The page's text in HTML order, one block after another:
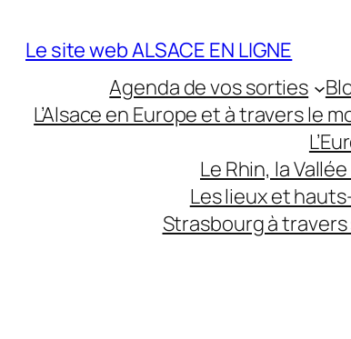
auLe site web ALSACE EN LIGNE
Agenda de vos sorties
L’Alsace en Europe et à travers le
Le Rhin, la
Les lieux et
Strasbourg à